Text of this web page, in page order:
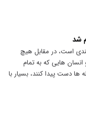
شد
است، در مقابل هیچ
هایی که به تمام
دست پیدا کنند، بسیار با